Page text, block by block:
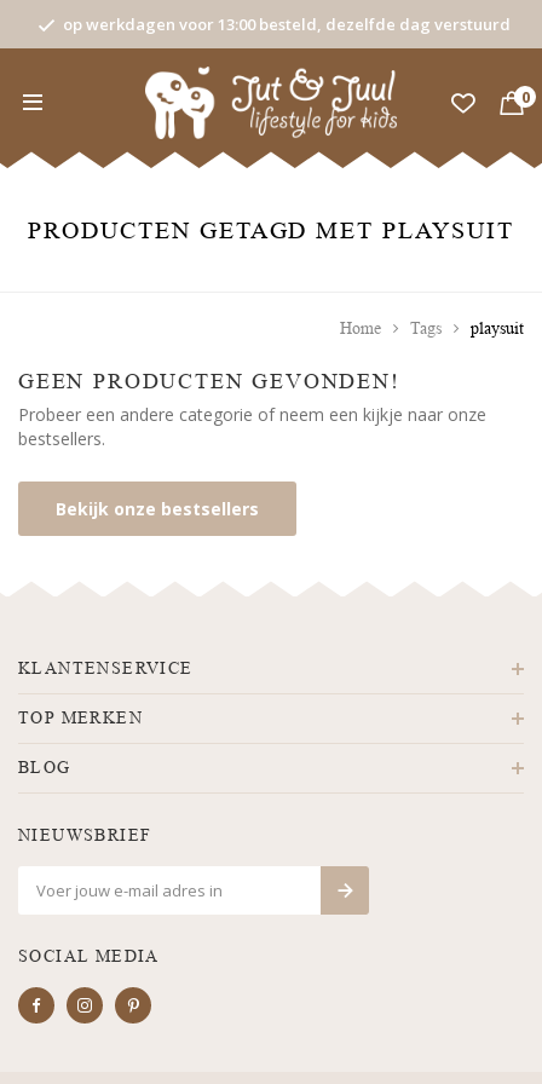
op werkdagen voor 13:00 besteld, dezelfde dag verstuurd
0
PRODUCTEN GETAGD MET PLAYSUIT
Home Tags playsuit
GEEN PRODUCTEN GEVONDEN!
Probeer een andere categorie of neem een kijkje naar onze
bestsellers.
Bekijk onze bestsellers
KLANTENSERVICE
TOP MERKEN
BLOG
NIEUWSBRIEF
SOCIAL MEDIA